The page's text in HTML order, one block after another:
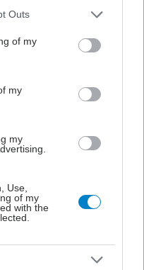
one or more Google
You may click to
its third-party tags to
in below Google
Outs
of my
my
my
Use,
of my
with the